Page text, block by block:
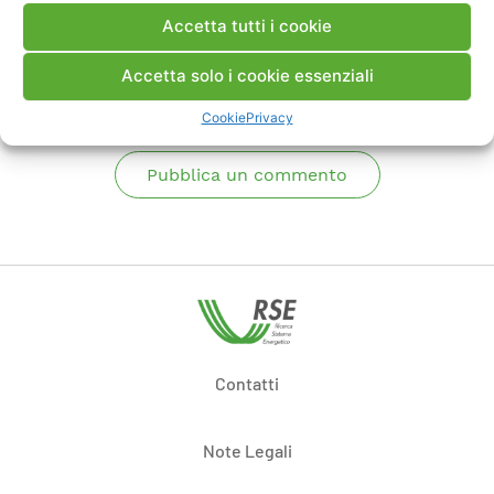
Accetta tutti i cookie
Accetta solo i cookie essenziali
CookiePrivacy
Commenti
Pubblica un commento
Contatti
Note Legali